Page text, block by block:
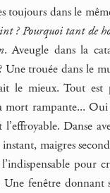
toujours dans le
? Pourquoi tant de
. Aveugle dans la
Une trouée dans le
le mieux. Tout
rampante... Oui
l’effroyable. Danse
maigres
pour
Une fenêtre donnant